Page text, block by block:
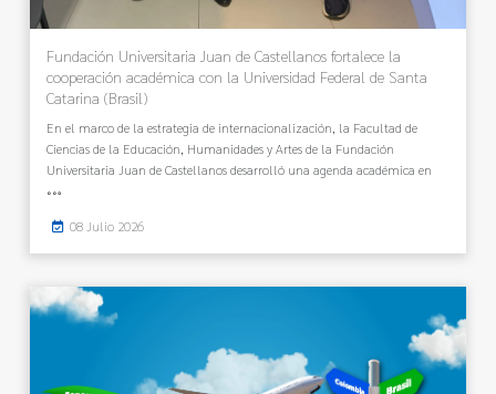
Fundación Universitaria Juan de Castellanos fortalece la
cooperación académica con la Universidad Federal de Santa
Catarina (Brasil)
En el marco de la estrategia de internacionalización, la Facultad de
Ciencias de la Educación, Humanidades y Artes de la Fundación
Universitaria Juan de Castellanos desarrolló una agenda académica en
08 Julio 2026